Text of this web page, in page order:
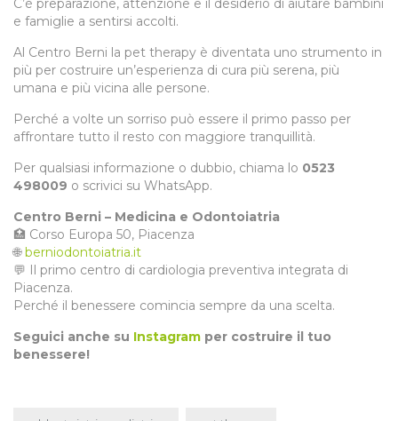
C’è preparazione, attenzione e il desiderio di aiutare bambini
e famiglie a sentirsi accolti.
Al Centro Berni la pet therapy è diventata uno strumento in
più per costruire un’esperienza di cura più serena, più
umana e più vicina alle persone.
Perché a volte un sorriso può essere il primo passo per
affrontare tutto il resto con maggiore tranquillità.
Per qualsiasi informazione o dubbio, chiama lo 0523
498009 o scrivici su WhatsApp.
Centro Berni – Medicina e Odontoiatria
🏥 Corso Europa 50, Piacenza
🌐berniodontoiatria.it
💬 Il primo centro di cardiologia preventiva integrata di
Piacenza.
Perché il benessere comincia sempre da una scelta.
Seguici anche su Instagram per costruire il tuo
benessere!